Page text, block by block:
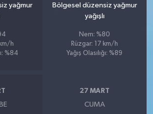
yağmur
h
%84
Bölgesel düzensiz yağmur
yağışlı
Nem: %80
Rüzgar: 17 km/h
Yağış Olasılığı: %89
27 MART
CUMA